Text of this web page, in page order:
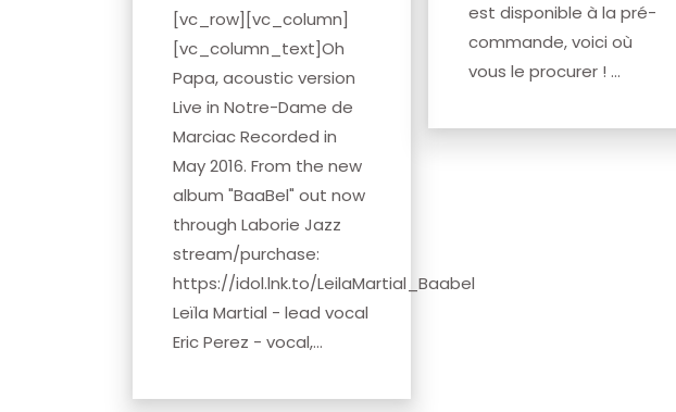
[vc_row][vc_column]
[vc_column_text]Oh
Papa, acoustic version
Live in Notre-Dame de
Marciac Recorded in
May 2016. From the new
album "BaaBel" out now
through Laborie Jazz
stream/purchase:
https://idol.lnk.to/LeilaMartial_Baabel
Leïla Martial - lead vocal
Eric Perez - vocal,...
est disponible à la pré-
commande, voici où
vous le procurer ! ...